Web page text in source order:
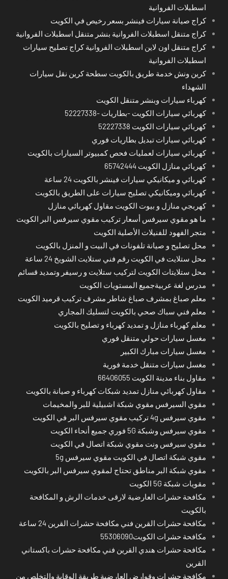
اسطبلات الفروانية
كراج صيانة سيارات فينشر بسعر رخيص في الكويت
كراج متنقل اسطبلات الفروانية بنشر متنقل اسطبلات الفروانية
كراج متنقل اون لاين اسطبلات الفروانية كراج تصليح سيارات
اسطبلات الفروانية
كرين ونش خدمة طريق بالكويت سطحة كرين نقل سيارات
الشهداء
كهرباء سيارات وبنشر متنقل الكويت
كهربائي سيارات الكويت -بطاريات -52227338
كهربائي سيارات الكويت 52227338
كهربائي سيارات تبديل بطاريات فوري
كهربائي سيارات لعمليات فحص كمبيوتر السيارات بالكويت
كهربائي منازل الكويت 65742444
كهربائي و ميكانيكي سيارات فينشر بالكويت 24 ساعة
كهربائي وميكانيكي تصليح سيارات على الطريق بالكويت
كهربجي منازل و بيوت الكويت مقاول كهربائي منازل
ما هو مقوي سيرفس أسعار تركيب مقوي سيرفس البر الكويت
متجر الفهود للفنيلات الأصلية الكويت
محل تصليح و صيانة تلفونات في البيت و المنزل بالكويت
محل ستلايت في الكويت رقم فني ستلايت الشويخ 24 ساعة
محل ستلايتات الكويت لتركيب ستلايت و رسيفر وتمديد قسائم
مدرس لغة عربيةجميع المستويات الكويت
معلم صباغ بمشرف صباغ شاطر مشرف تركيب قرميد الكويت
معلم فني سباك صحي بالكويت لتسليك المجاري
معلم كهرباء منازل و تمديد كهرباء و تصليح بالكويت
مغسل سيارات حولي متنقل فوري
مغسل سيارات مبارك الكبير
مغسل سيارات متنقل خدمة فورية
مقاول بناء مدينة الكويت 66406055
مقاول كهربائي منازل تمديد شبكات كهرباء و صيانة بالكويت
مقوي السيرفس مقوي شبكة اشبيلية للبر والمخيمات
مقوي سيرفس 4g تركيب مقوي سيرفس البر في الكويت
مقوي سيرفس وشبكة 5G فوري جميع أنحاء الكويت
مقوي سيرفس ونت مقوي شبكة اتصال في الكويت
مقوي شبكة اتصال في الكويت مقوي سيرفس 5g
مقوي شبكة البر مناطق تحتاج لمقوي سيرفس البر بالكويت
مقويات شبكة 5G الكويت
مكافحة حشرات العارضية لارقى خدمات الرش و المكافحة
بالكويت
مكافحة حشرات القرين فني مكافحة حشرات القرين 24 ساعة
مكافحة حشرات الكويت55306090
مكافحة حشرات هندي القرين فني مكافحة حشرات باكستاني
القرين
مكافحة حشرات وقوارض العارضية طريقة الوقاية والتخلص من